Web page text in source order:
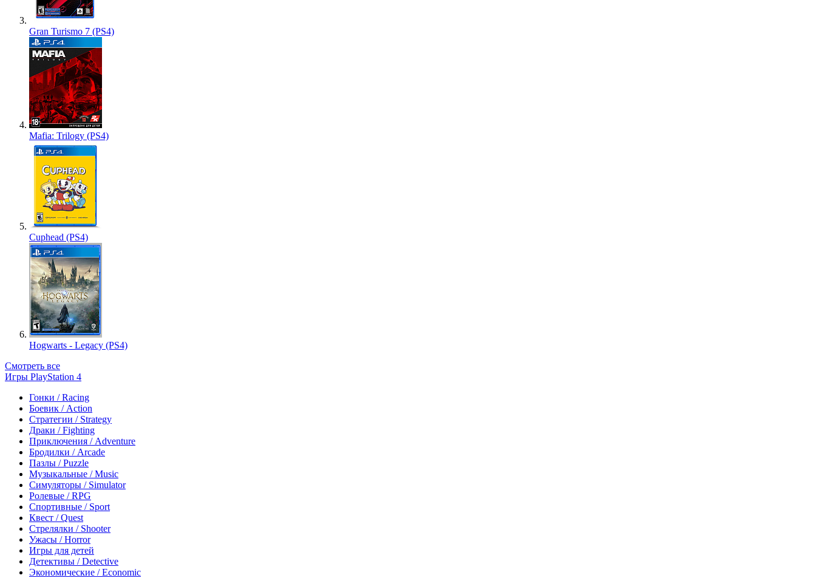
Gran Turismo 7 (PS4)
Mafia: Trilogy (PS4)
Cuphead (PS4)
Hogwarts - Legacy (PS4)
Смотреть все
Игры PlayStation 4
Гонки / Racing
Боевик / Action
Стратегии / Strategy
Драки / Fighting
Приключения / Adventure
Бродилки / Arcade
Пазлы / Puzzle
Музыкальные / Music
Симуляторы / Simulator
Ролевые / RPG
Спортивные / Sport
Квест / Quest
Стрелялки / Shooter
Ужасы / Horror
Игры для детей
Детективы / Detective
Экономические / Economic